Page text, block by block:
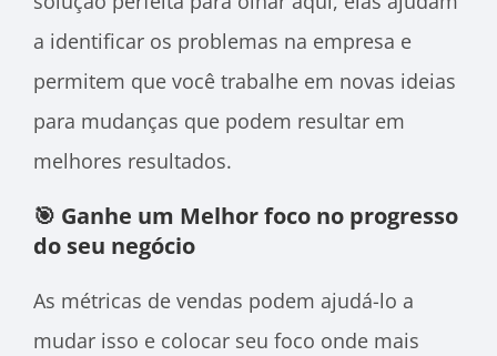
a identificar os problemas na empresa e
permitem que você trabalhe em novas ideias
para mudanças que podem resultar em
melhores resultados.
🎯 Ganhe um Melhor foco no progresso
do seu negócio
As métricas de vendas podem ajudá-lo a
mudar isso e colocar seu foco onde mais